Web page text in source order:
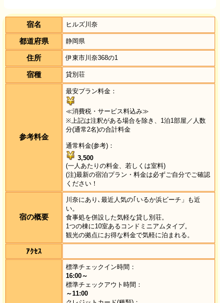
宿名 ヒルズ川奈
都道府県 静岡県
住所 伊東市川奈368の1
宿種 貸別荘
参考料金
最安プラン料金：
≪消費税・サービス料込み≫
※上記は注釈がある場合を除き、1泊1部屋／人数
分(通常2名)の合計料金
通常料金(参考)：
3,500
(一人あたりの料金、若しくは室料)
(注)最新の宿泊プラン・料金は必ずご自分でご確認
ください！
宿の概要
川奈にあり､最近人気の｢いるか浜ビーチ」も近
い。
食事処を併設した気軽な貸し別荘。
1つの棟に10室あるコンドミニアムタイプ。
観光の拠点にお得な料金で気軽に泊まれる。
ｱｸｾｽ
標準チェックイン時間：
16:00～
標準チェックアウト時間：
～11:00